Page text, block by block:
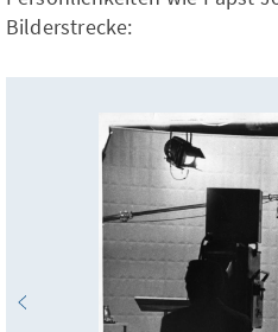
Bilderstrecke: